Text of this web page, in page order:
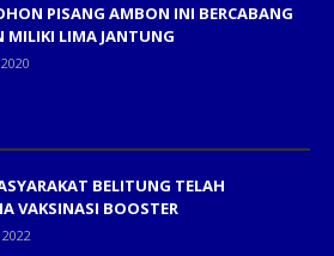
PISANG AMBON INI BERCABANG
MILIKI LIMA JANTUNG
BELITUNG TELAH
VAKSINASI BOOSTER